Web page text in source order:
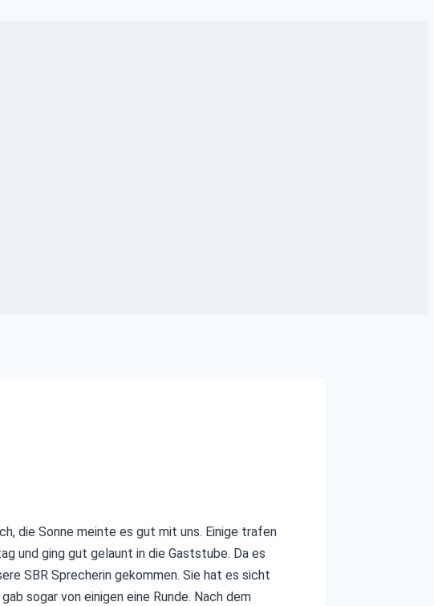
die Sonne meinte es gut mit uns. Einige trafen
und ging gut gelaunt in die Gaststube. Da es
SBR Sprecherin gekommen. Sie hat es sicht
sogar von einigen eine Runde. Nach dem